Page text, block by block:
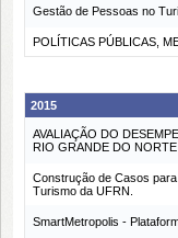
Gestão de Pessoas no
POLÍTICAS PÚBLICAS,
2015
AVALIAÇÃO DO
RIO GRANDE DO NORTE
Construção de Casos
Turismo da UFRN.
SmartMetropolis -